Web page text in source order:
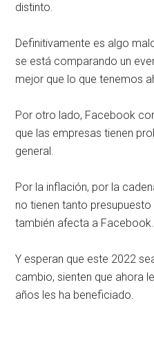
distinto.
Definitivamente es algo
se está comparando un
mejor que lo que tenemos
Por otro lado, Facebook
que las empresas tienen
general.
Por la inflación, por la
no tienen tanto
también afecta a Facebook.
Y esperan que este 2022
cambio, sienten que ahora
años les ha beneficiado.